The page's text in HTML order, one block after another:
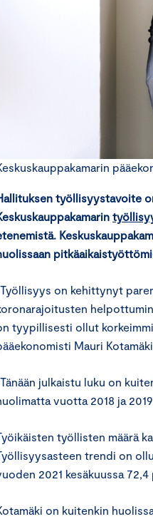
työllisyystavoite
on kehittynyt
tyypillisesti ollut
Mauri
julkaistu luku on
vuotta 2018 ja
työllisten määrä
trendi on
2021 kesäkuussa
on kuitenkin